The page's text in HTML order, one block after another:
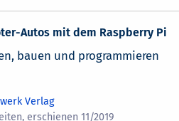
Autos mit dem Raspberry Pi
bauen und programmieren
Verlag
erschienen 11/2019